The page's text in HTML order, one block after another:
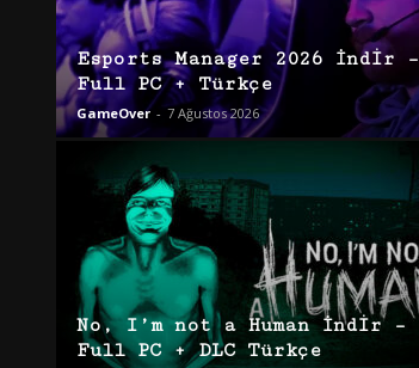
Esports Manager 2026 İndir –
Full PC + Türkçe
GameOver - 7 Ağustos 2026
No, I’m not a Human İndir –
Full PC + DLC Türkçe